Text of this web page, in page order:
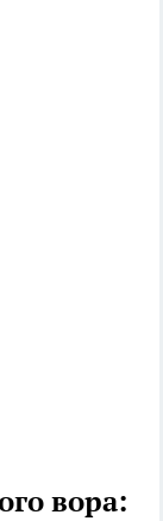
вора: